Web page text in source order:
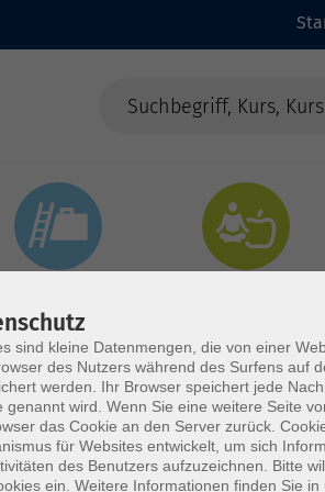
sind kleine Datenmengen, die von einer
des Nutzers während des Surfens auf
werden. Ihr Browser speichert jede
genannt wird. Wenn Sie eine weitere Seite
das Cookie an den Server zurück.
für Websites entwickelt, um sich
des Benutzers aufzuzeichnen. Bitte
ein. Weitere Informationen finden Sie in